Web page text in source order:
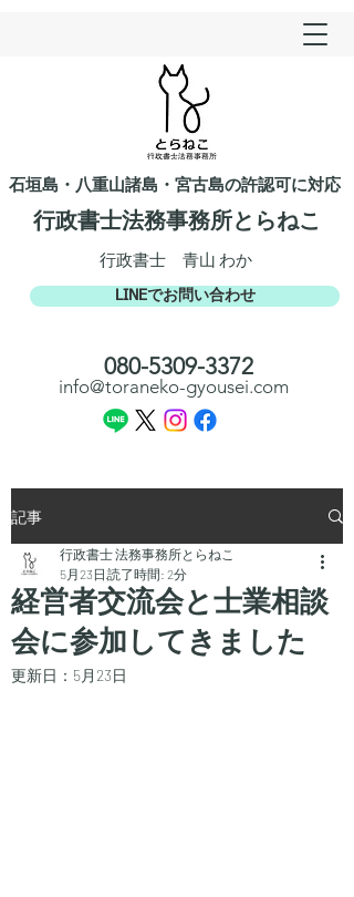
石垣島・八重山諸島・宮古島の許認可に対応
行政書士法務事務所とらねこ​​
​行政書士 青山 わか
LINEでお問い合わせ
​080-5309-3372​​
info@toraneko-gyousei.com
記事
経営者交流会と士業相談
会に参加してきました
行政書士 法務事務所とらねこ
5月23日 読了時間: 2分
更新日： 5月23日